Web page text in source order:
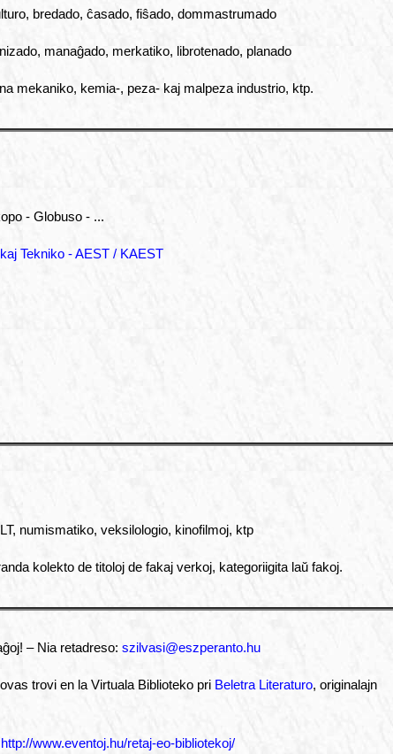
bredado, ĉasado, fiŝado, dommastrumado
manaĝado, merkatiko, librotenado, planado
mekaniko, kemia-, peza- kaj malpeza industrio, ktp.
- Globuso - ...
Tekniko - AEST / KAEST
numismatiko, veksilologio, kinofilmoj, ktp
kolekto de titoloj de fakaj verkoj, kategoriigita laŭ fakoj.
– Nia retadreso: szilvasi@eszperanto.hu
trovi en la Virtuala Biblioteko pri Beletra Literaturo, originalajn
http://www.eventoj.hu/retaj-eo-bibliotekoj/